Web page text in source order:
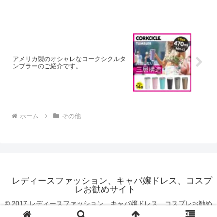
アメリカ製のオシャレなコークシクルタ
ンブラーのご紹介です。
ホーム その他
レディースファッション、キャバ嬢ドレス、コスプ
レお勧めサイト
© 2017 レディースファッション、キャバ嬢ドレス、コスプレお勧め